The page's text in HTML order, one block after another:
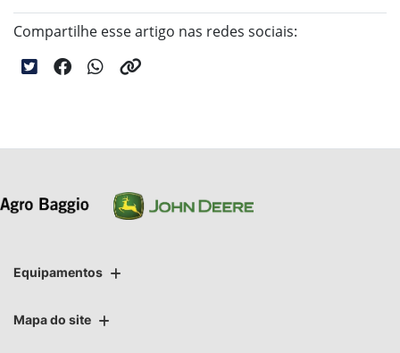
Compartilhe esse artigo nas redes sociais:
Equipamentos
Mapa do site